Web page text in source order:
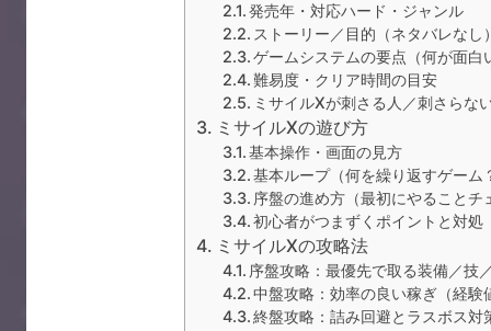
発売年・対応ハード・ジャンル
ストーリー／目的（ネタバレなし
ゲームシステムの要点（何が面白
難易度・クリア時間の目安
ミサイルXが刺さる人／刺さらな
ミサイルXの遊び方
基本操作・画面の見方
基本ループ（何を繰り返すゲーム
序盤の進め方（最初にやることチ
初心者がつまずくポイントと対処
ミサイルXの攻略法
序盤攻略：最優先で取る装備／技
中盤攻略：効率の良い稼ぎ（経験
終盤攻略：詰み回避とラスボス対